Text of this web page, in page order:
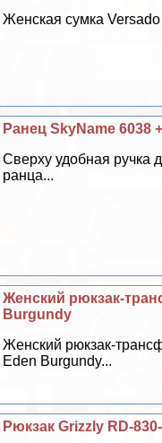
Женская сумка
Ранец SkyName 6038
Сверху удобная ручка
ранца...
Женский рюкзак-
Burgundy
Женский рюкзак-
Eden Burgundy...
Рюкзак Grizzly RD-